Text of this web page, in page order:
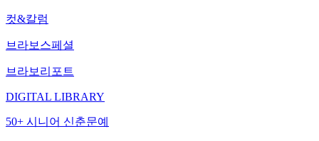
컷&칼럼
브라보스페셜
브라보리포트
DIGITAL LIBRARY
50+ 시니어 신춘문예